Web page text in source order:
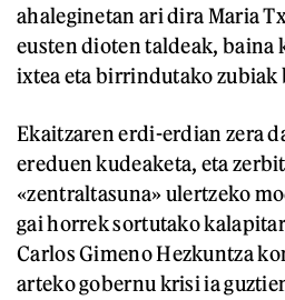
ahaleginetan ari dira Maria
eusten dioten taldeak, baina
ixtea eta birrindutako zubiak
Ekaitzaren erdi-erdian zera
ereduen kudeaketa, eta
«zentraltasuna» ulertzeko
gai horrek sortutako
Carlos Gimeno Hezkuntza
arteko gobernu krisi ia